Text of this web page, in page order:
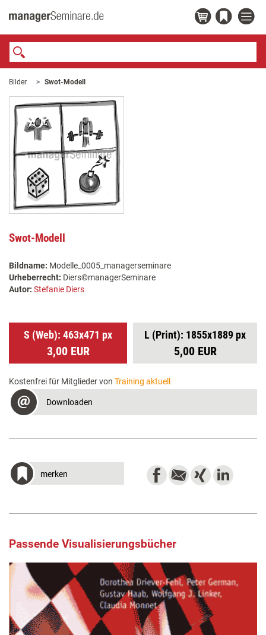
Bilder Swot-Modell
Swot-Modell
Bildname: Modelle_0005_managerseminare
Urheberrecht: Diers©managerSeminare
Autor: Stefanie Diers
S (Web): 463x471 px
3,00 EUR
L (Print): 1855x1889 px
5,00 EUR
Kostenfrei für Mitglieder von Training aktuell
Downloaden
merken
Passende Visualisierungsbücher